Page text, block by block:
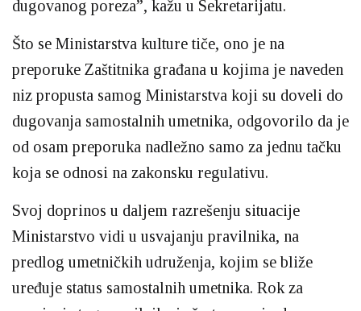
dugovanog poreza”, kažu u Sekretarijatu.
Što se Ministarstva kulture tiče, ono je na
preporuke Zaštitnika građana u kojima je naveden
niz propusta samog Ministarstva koji su doveli do
dugovanja samostalnih umetnika, odgovorilo da je
od osam preporuka nadležno samo za jednu tačku
koja se odnosi na zakonsku regulativu.
Svoj doprinos u daljem razrešenju situacije
Ministarstvo vidi u usvajanju pravilnika, na
predlog umetničkih udruženja, kojim se bliže
uređuje status samostalnih umetnika. Rok za